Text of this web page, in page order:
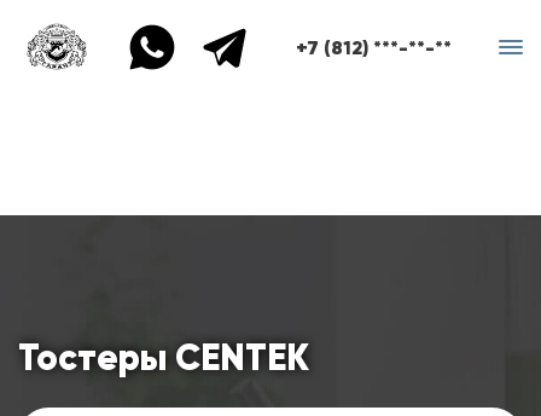
+7 (812) ***-**-**
Тостеры CENTEK